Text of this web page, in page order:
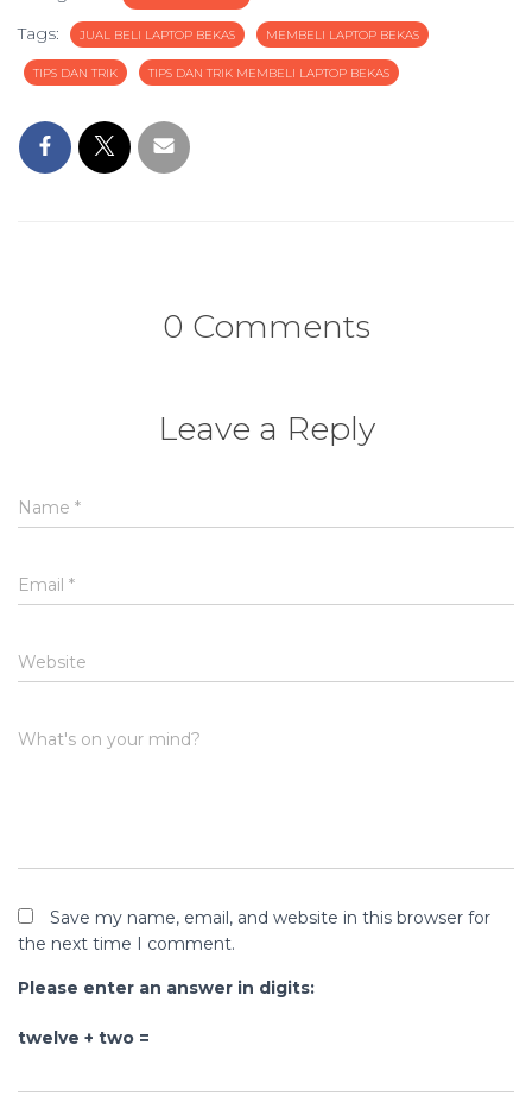
Tags: JUAL BELI LAPTOP BEKAS MEMBELI LAPTOP BEKAS
TIPS DAN TRIK TIPS DAN TRIK MEMBELI LAPTOP BEKAS
0 Comments
Leave a Reply
Name *
Email *
Website
What's on your mind?
Save my name, email, and website in this browser for
the next time I comment.
Please enter an answer in digits:
twelve + two =